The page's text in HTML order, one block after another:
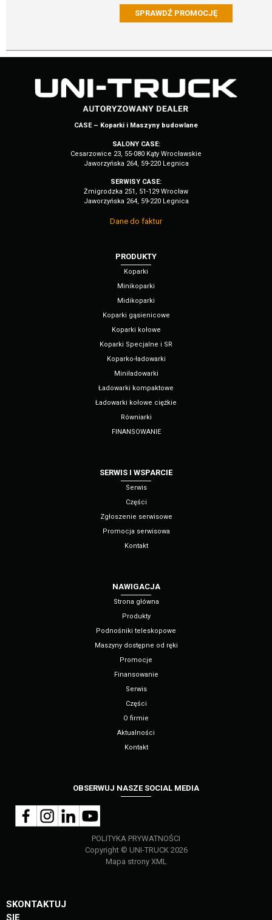
SPRAWDŹ PROMOCJĘ
CASE – Koparki i Maszyny budowlane
SALONY CASE:
Cesarzowice 23, 55-080 Kąty Wrocławskie
Jaworzyńska 264, 59-220 Legnica
SERWISY CASE:
Żmigrodzka 251, 51-129 Wrocław
Jaworzyńska 264, 59-220 Legnica
Dane do faktur
PRODUKTY
Koparki
Minikoparki
Midikoparki
Koparki gąsienicowe
Koparki kołowe
Koparki Specjalne i SR
Koparko-ładowarki
Miniładowarki
Ładowarki kompaktowe
Ładowarki kołowe ciężkie
Równiarki
FINANSOWANIE
SERWIS I WSPARCIE
Serwis
Części
Zgłoszenie serwisowe
Promocja serwisowa
Kontakt
NAWIGACJA
Strona główna
Produkty
Podnośniki teleskopowe
Maszyny dostępne od ręki
Promocje
Finansowanie
Serwis
Części
O firmie
Aktualności
Kontakt
OBSERWUJ NASZE SOCIAL MEDIA
POLITYKA PRYWATNOŚCI
Copyright © UNI-TRUCK 2026
Mapa strony XML
SKONTAKTUJ
SIĘ